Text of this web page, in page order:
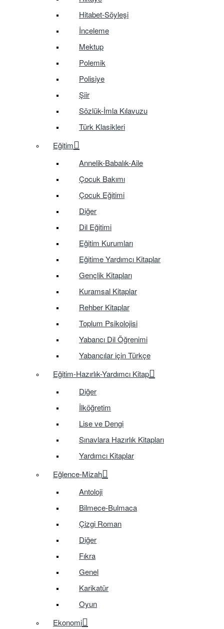
Hitabet-Söyleşi
İnceleme
Mektup
Polemik
Polisiye
Şiir
Sözlük-İmla Kılavuzu
Türk Klasikleri
Eğitim
Annelik-Babalık-Aile
Çocuk Bakımı
Çocuk Eğitimi
Diğer
Dil Eğitimi
Eğitim Kurumları
Eğitime Yardımcı Kitaplar
Gençlik Kitapları
Kuramsal Kitaplar
Rehber Kitaplar
Toplum Psikolojisi
Yabancı Dil Öğrenimi
Yabancılar için Türkçe
Eğitim-Hazırlık-Yardımcı Kitap
Diğer
İlköğretim
Lise ve Dengi
Sınavlara Hazırlık Kitapları
Yardımcı Kitaplar
Eğlence-Mizah
Antoloji
Bilmece-Bulmaca
Çizgi Roman
Diğer
Fıkra
Genel
Karikatür
Oyun
Ekonomi